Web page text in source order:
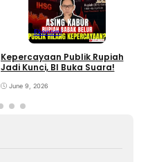
Ekonomi
Kepercayaan Publik Rupiah
Jadi Kunci, BI Buka Suara!
June 9, 2026